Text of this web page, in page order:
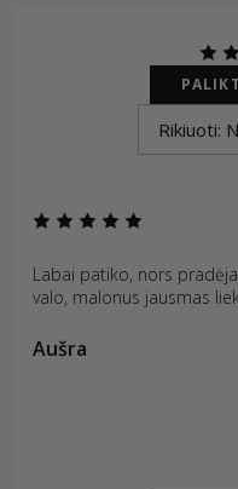
Labai patiko, nors
valo, malonus jausmas
Aušra